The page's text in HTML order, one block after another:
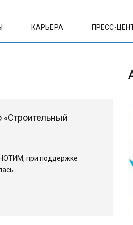
КАРЬЕРА ПРЕСС-
при поддержке